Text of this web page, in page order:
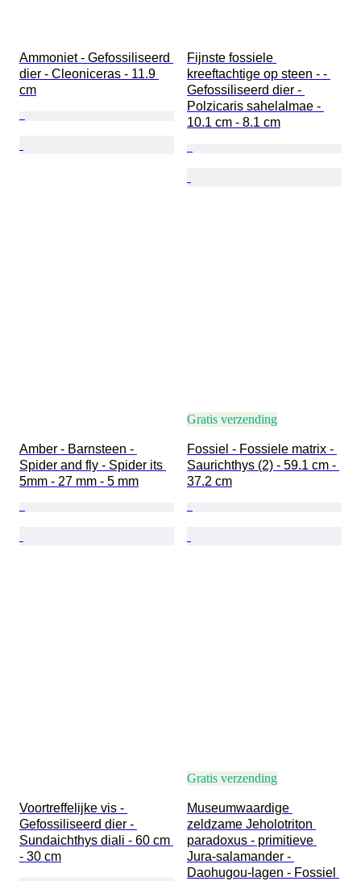
Ammoniet - Gefossiliseerd
dier - Cleoniceras - 11.9
cm
Fijnste fossiele
kreeftachtige op steen - -
Gefossiliseerd dier -
Polzicaris sahelalmae -
10.1 cm - 8.1 cm
Amber - Barnsteen -
Spider and fly - Spider its
5mm - 27 mm - 5 mm
Gratis verzending
Fossiel - Fossiele matrix -
Saurichthys (2) - 59.1 cm -
37.2 cm
Voortreffelijke vis -
Gefossiliseerd dier -
Sundaichthys diali - 60 cm
- 30 cm
Gratis verzending
Museumwaardige
zeldzame Jeholotriton
paradoxus - primitieve
Jura-salamander -
Daohugou-lagen - Fossiel